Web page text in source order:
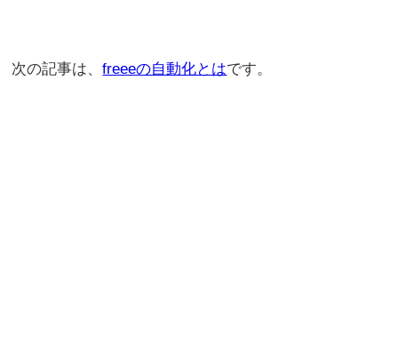
次の記事は、freeeの自動化とはです。